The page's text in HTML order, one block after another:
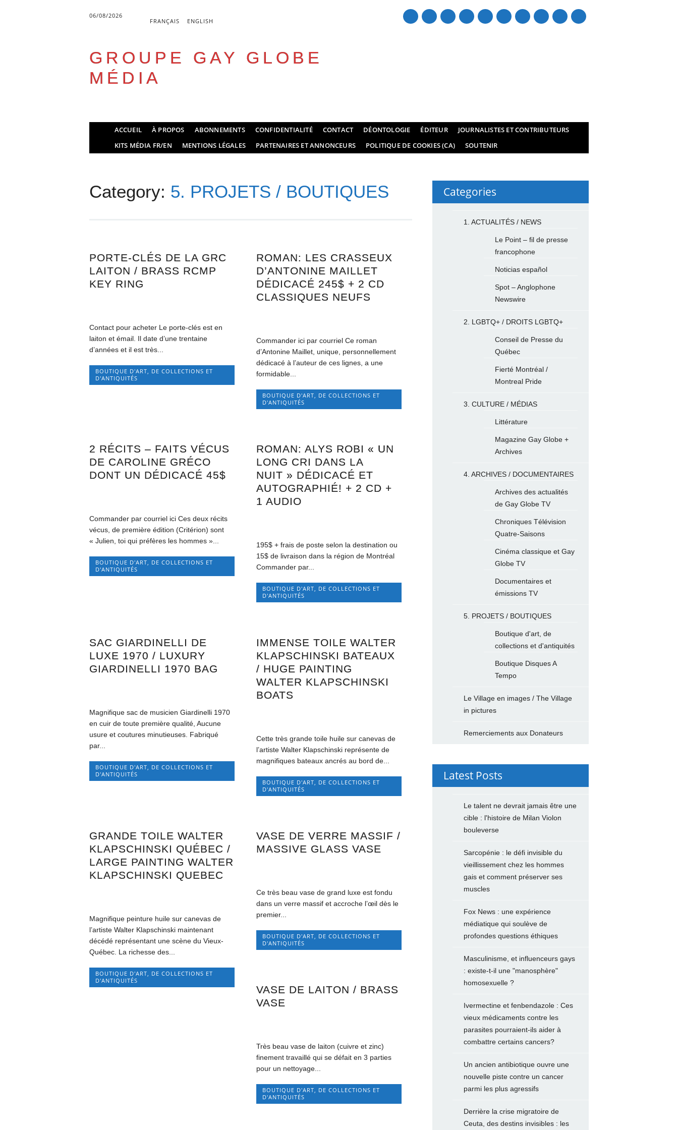
06/08/2026
FRANÇAIS ENGLISH
mail
GROUPE GAY GLOBE
MÉDIA
Main menu
ACCUEIL À PROPOS ABONNEMENTS CONFIDENTIALITÉ CONTACT DÉONTOLOGIE ÉDITEUR
JOURNALISTES ET CONTRIBUTEURS
KITS MÉDIA FR/EN
MENTIONS LÉGALES PARTENAIRES ET ANNONCEURS POLITIQUE DE COOKIES (CA) SOUTENIR
Category: 5. PROJETS / BOUTIQUES
PORTE-CLÉS DE LA GRC
LAITON / BRASS RCMP
KEY RING
Contact pour acheter Le porte-clés est en
laiton et émail. Il date d’une trentaine
d’années et il est très...
BOUTIQUE D'ART, DE COLLECTIONS ET
D'ANTIQUITÉS
ROMAN: LES CRASSEUX
D’ANTONINE MAILLET
DÉDICACÉ 245$ + 2 CD
CLASSIQUES NEUFS
Commander ici par courriel Ce roman
d’Antonine Maillet, unique, personnellement
dédicacé à l’auteur de ces lignes, a une
formidable...
BOUTIQUE D'ART, DE COLLECTIONS ET
D'ANTIQUITÉS
2 RÉCITS – FAITS VÉCUS
DE CAROLINE GRÉCO
DONT UN DÉDICACÉ 45$
Commander par courriel ici Ces deux récits
vécus, de première édition (Critérion) sont
« Julien, toi qui préfères les hommes »...
BOUTIQUE D'ART, DE COLLECTIONS ET
D'ANTIQUITÉS
ROMAN: ALYS ROBI « UN
LONG CRI DANS LA
NUIT » DÉDICACÉ ET
AUTOGRAPHIÉ! + 2 CD +
1 AUDIO
195$ + frais de poste selon la destination ou
15$ de livraison dans la région de Montréal
Commander par...
BOUTIQUE D'ART, DE COLLECTIONS ET
D'ANTIQUITÉS
SAC GIARDINELLI DE
LUXE 1970 / LUXURY
GIARDINELLI 1970 BAG
Magnifique sac de musicien Giardinelli 1970
en cuir de toute première qualité, Aucune
usure et coutures minutieuses. Fabriqué
par...
BOUTIQUE D'ART, DE COLLECTIONS ET
D'ANTIQUITÉS
IMMENSE TOILE WALTER
KLAPSCHINSKI BATEAUX
/ HUGE PAINTING
WALTER KLAPSCHINSKI
BOATS
Cette très grande toile huile sur canevas de
l’artiste Walter Klapschinski représente de
magnifiques bateaux ancrés au bord de...
BOUTIQUE D'ART, DE COLLECTIONS ET
D'ANTIQUITÉS
GRANDE TOILE WALTER
KLAPSCHINSKI QUÉBEC /
LARGE PAINTING WALTER
KLAPSCHINSKI QUEBEC
Magnifique peinture huile sur canevas de
l’artiste Walter Klapschinski maintenant
décédé représentant une scène du Vieux-
Québec. La richesse des...
BOUTIQUE D'ART, DE COLLECTIONS ET
D'ANTIQUITÉS
VASE DE VERRE MASSIF /
MASSIVE GLASS VASE
Ce très beau vase de grand luxe est fondu
dans un verre massif et accroche l’œil dès le
premier...
BOUTIQUE D'ART, DE COLLECTIONS ET
D'ANTIQUITÉS
VASE DE LAITON / BRASS
VASE
Très beau vase de laiton (cuivre et zinc)
finement travaillé qui se défait en 3 parties
pour un nettoyage...
BOUTIQUE D'ART, DE COLLECTIONS ET
D'ANTIQUITÉS
Categories
1. ACTUALITÉS / NEWS
Le Point – fil de presse
francophone
Noticias español
Spot – Anglophone
Newswire
2. LGBTQ+ / DROITS LGBTQ+
Conseil de Presse du
Québec
Fierté Montréal /
Montreal Pride
3. CULTURE / MÉDIAS
Littérature
Magazine Gay Globe +
Archives
4. ARCHIVES / DOCUMENTAIRES
Archives des actualités
de Gay Globe TV
Chroniques Télévision
Quatre-Saisons
Cinéma classique et Gay
Globe TV
Documentaires et
émissions TV
5. PROJETS / BOUTIQUES
Boutique d'art, de
collections et d'antiquités
Boutique Disques A
Tempo
Le Village en images / The Village
in pictures
Remerciements aux Donateurs
Latest Posts
Le talent ne devrait jamais être une
cible : l'histoire de Milan Violon
bouleverse
Sarcopénie : le défi invisible du
vieillissement chez les hommes
gais et comment préserver ses
muscles
Fox News : une expérience
médiatique qui soulève de
profondes questions éthiques
Masculinisme, et influenceurs gays
: existe-t-il une "manosphère"
homosexuelle ?
Ivermectine et fenbendazole : Ces
vieux médicaments contre les
parasites pourraient-ils aider à
combattre certains cancers?
Un ancien antibiotique ouvre une
nouvelle piste contre un cancer
parmi les plus agressifs
Derrière la crise migratoire de
Ceuta, des destins invisibles : les